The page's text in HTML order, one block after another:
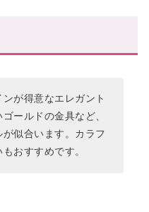
が得意なエレガント
ールドの金具など、
似合います。カラフ
おすすめです。